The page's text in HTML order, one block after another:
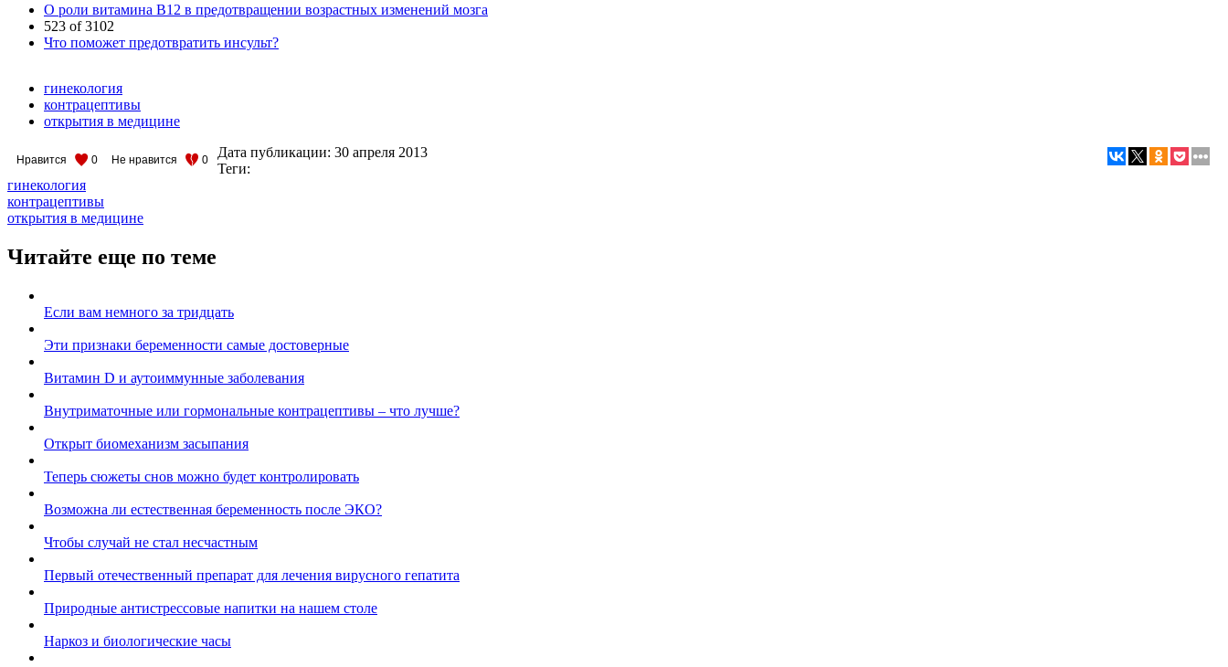
О роли витамина B12 в предотвращении возрастных изменений мозга
523 of 3102
Что поможет предотвратить инсульт?
гинекология
контрацептивы
открытия в медицине
Нравится 0 Не нравится 0 Дата публикации: 30 апреля 2013
Теги:
гинекология
контрацептивы
открытия в медицине
Читайте еще по теме
Если вам немного за тридцать
Эти признаки беременности самые достоверные
Витамин D и аутоиммунные заболевания
Внутриматочные или гормональные контрацептивы – что лучше?
Открыт биомеханизм засыпания
Теперь сюжеты снов можно будет контролировать
Возможна ли естественная беременность после ЭКО?
Чтобы случай не стал несчастным
Первый отечественный препарат для лечения вирусного гепатита
Природные антистрессовые напитки на нашем столе
Наркоз и биологические часы